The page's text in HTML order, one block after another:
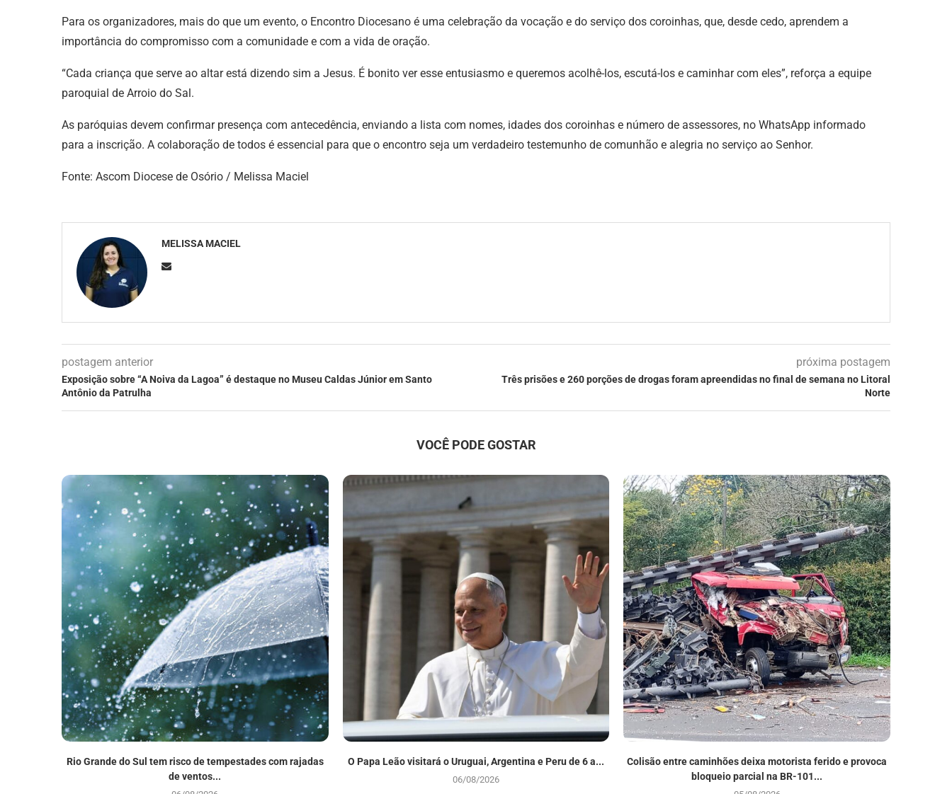
Para os organizadores, mais do que um evento, o Encontro Diocesano é uma celebração da vocação e do serviço dos coroinhas, que, desde cedo, aprendem a
importância do compromisso com a comunidade e com a vida de oração.
“Cada criança que serve ao altar está dizendo sim a Jesus. É bonito ver esse entusiasmo e queremos acolhê-los, escutá-los e caminhar com eles”, reforça a equipe
paroquial de Arroio do Sal.
As paróquias devem confirmar presença com antecedência, enviando a lista com nomes, idades dos coroinhas e número de assessores, no WhatsApp informado
para a inscrição. A colaboração de todos é essencial para que o encontro seja um verdadeiro testemunho de comunhão e alegria no serviço ao Senhor.
Fonte: Ascom Diocese de Osório / Melissa Maciel
MELISSA MACIEL
postagem anterior
Exposição sobre “A Noiva da Lagoa” é destaque no Museu Caldas Júnior em Santo
Antônio da Patrulha
próxima postagem
Três prisões e 260 porções de drogas foram apreendidas no final de semana no Litoral
Norte
VOCÊ PODE GOSTAR
Rio Grande do Sul tem risco de tempestades com rajadas
de ventos...
O Papa Leão visitará o Uruguai, Argentina e Peru de 6 a...
06/08/2026
Colisão entre caminhões deixa motorista ferido e provoca
bloqueio parcial na BR-101...